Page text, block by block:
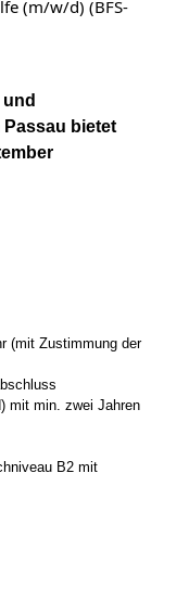
(m/w/d) (BFS-
bietet
(mit Zustimmung der
mit min. zwei Jahren
B2 mit